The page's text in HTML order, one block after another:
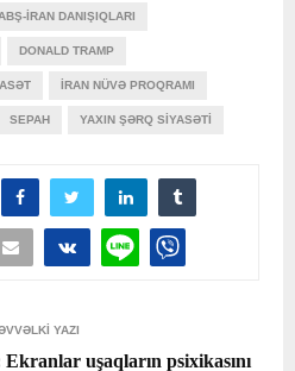
ABŞ-İRAN DANIŞIQLARI
DONALD TRAMP
İRAN NÜVƏ PROQRAMI
SEPAH YAXIN ŞƏRQ SIYASƏTI
YAZI
uşaqların psixikasını